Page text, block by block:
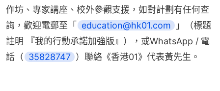
作坊、專家講座、校外參觀支援，如對計劃有任何查
詢，歡迎電郵至「
education@hk01.com
」（標題
註明 『我的行動承諾加強版』），或WhatsApp / 電
話（ 35828747 ）聯絡《香港01》代表黃先生。